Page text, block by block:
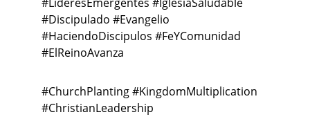
#Discipulado #Evangelio
#HaciendoDiscipulos #FeYComunidad
#ElReinoAvanza
#ChurchPlanting #KingdomMultiplication
#ChristianLeadership